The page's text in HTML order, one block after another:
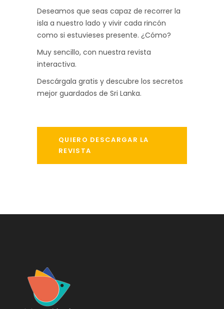
Deseamos que seas capaz de recorrer la
isla a nuestro lado y vivir cada rincón
como si estuvieses presente. ¿Cómo?
Muy sencillo, con nuestra revista
interactiva.
Descárgala gratis y descubre los secretos
mejor guardados de Sri Lanka.
QUIERO DESCARGAR LA
REVISTA